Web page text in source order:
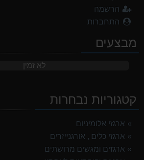
הרשמה
התחברות
מבצעים
לא זמין
קטגוריות נבחרות
ארגזי אלומיניום
ארגזי כלים , אורגנייזרים
ארגזים ומגשים מרושתים